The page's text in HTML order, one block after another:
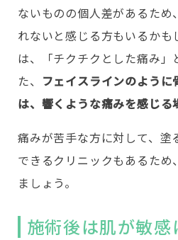
ないものの個人差があるため
れないと感じる方もいるか
は、「チクチクとした痛み」
た、 フェイスラインのよう
は、響くような痛みを感じる
痛みが苦手な方に対して、塗
できるクリニックもあるため
ましょう。
施術後は肌が敏感